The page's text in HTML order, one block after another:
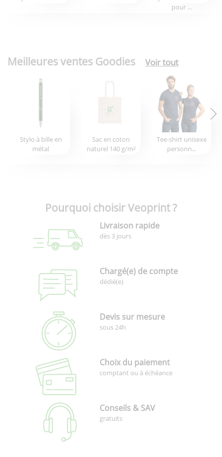
pour ...
Meilleures ventes Goodies Voir tout
Stylo à bille en
métal
Sac en coton
naturel 140 g/m²
Tee-shirt unisexe
personn...
Pourquoi choisir Veoprint ?
Livraison rapide
dès 3 jours
Chargé(e) de compte
dédié(e)
Devis sur mesure
sous 24h
Choix du paiement
comptant ou à échéance
Conseils & SAV
gratuits